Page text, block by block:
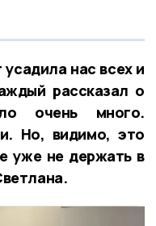
нас всех и
рассказал о
очень много.
Но, видимо, это
уже не держать в